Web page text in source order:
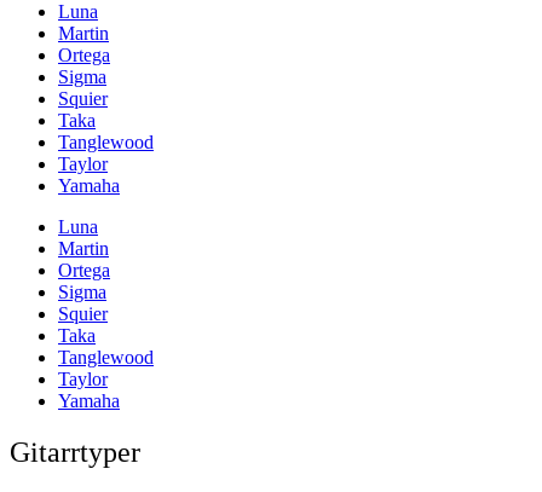
Luna
Martin
Ortega
Sigma
Squier
Taka
Tanglewood
Taylor
Yamaha
Luna
Martin
Ortega
Sigma
Squier
Taka
Tanglewood
Taylor
Yamaha
Gitarrtyper